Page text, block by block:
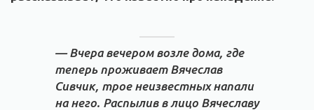
— Вчера вечером возле дома, где
теперь проживает Вячеслав
Сивчик, трое неизвестных напали
на него. Распылив в лицо Вячеславу